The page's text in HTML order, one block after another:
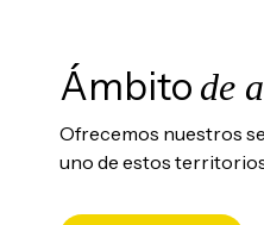
Ámbito de
Ofrecemos nuestros
uno de estos